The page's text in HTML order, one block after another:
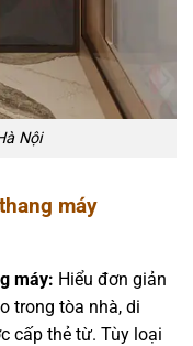
Nội
máy
máy: Hiểu đơn giản
trong tòa nhà, di
cấp thẻ từ. Tùy loại